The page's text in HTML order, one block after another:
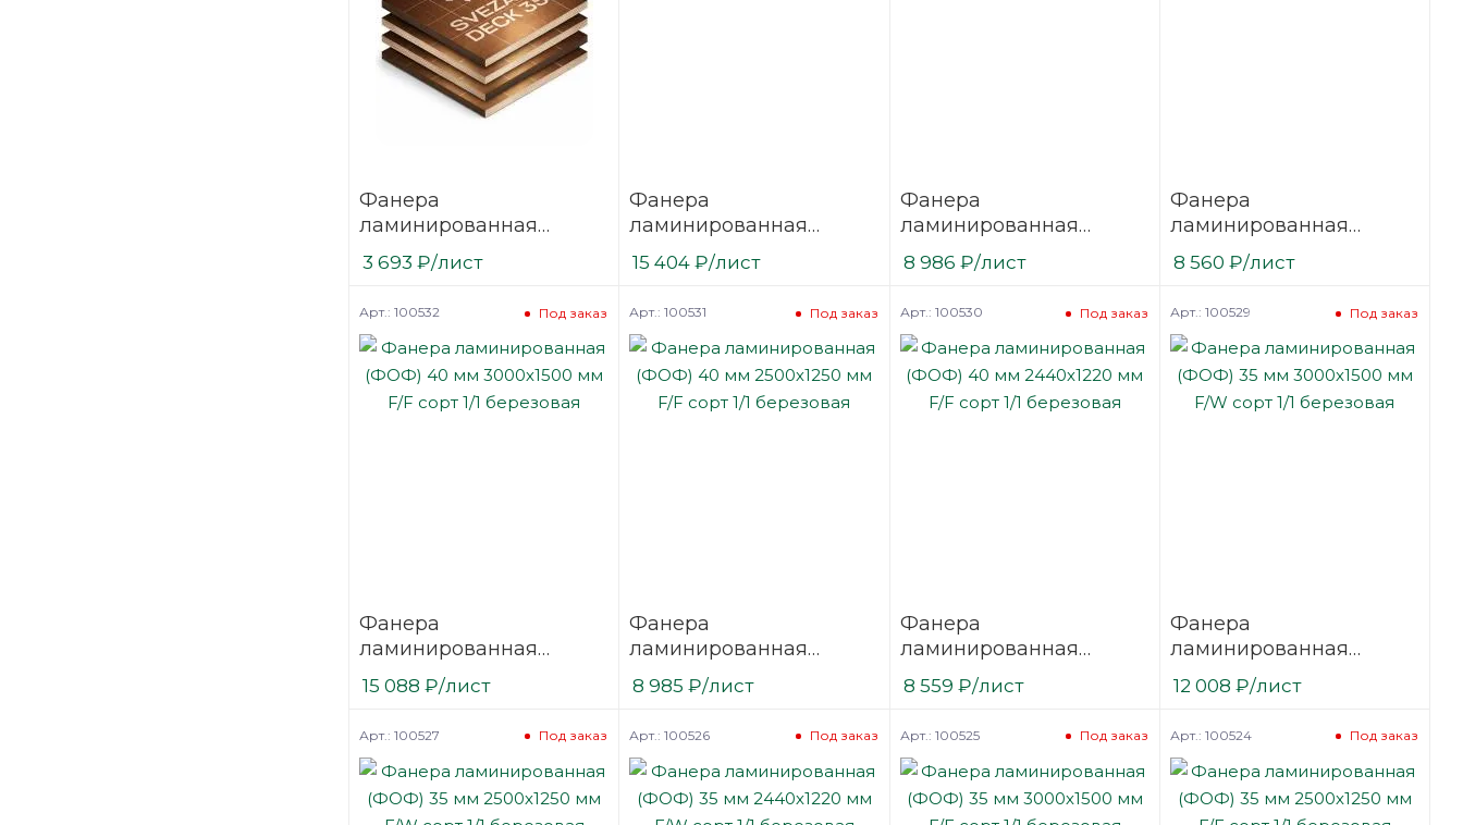
Фанера
ламинированная
(ФОФ) 18 мм 2440х1220
мм F/F сорт 1/1
3 693 ₽/лист
Фанера
ламинированная
(ФОФ) 40 мм 3000х1500
мм F/W сорт 1/1
15 404 ₽/лист
Фанера
ламинированная
(ФОФ) 40 мм 2500х1250
мм F/W сорт 1/1
8 986 ₽/лист
Фанера
ламинированная
(ФОФ) 40 мм 2440х1220
мм F/W сорт 1/1
8 560 ₽/лист
Фанера
ламинированная
(ФОФ) 40 мм 3000х1500
мм F/F сорт 1/1
Под заказ
Арт.: 100532
15 088 ₽/лист
Фанера
ламинированная
(ФОФ) 40 мм 2500х1250
мм F/F сорт 1/1
Под заказ
Арт.: 100531
8 985 ₽/лист
Фанера
ламинированная
(ФОФ) 40 мм 2440х1220
мм F/F сорт 1/1
Под заказ
Арт.: 100530
8 559 ₽/лист
Фанера
ламинированная
(ФОФ) 35 мм 3000х1500
мм F/W сорт 1/1
Под заказ
Арт.: 100529
12 008 ₽/лист
Под заказ
Арт.: 100527 Под заказ
Арт.: 100526 Под заказ
Арт.: 100525 Под заказ
Арт.: 100524